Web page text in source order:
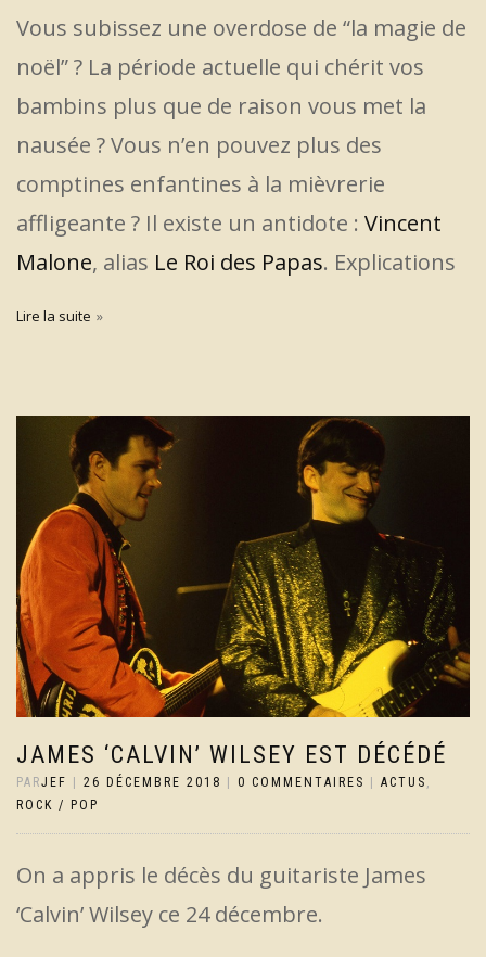
Vous subissez une overdose de “la magie de
noël” ? La période actuelle qui chérit vos
bambins plus que de raison vous met la
nausée ? Vous n’en pouvez plus des
comptines enfantines à la mièvrerie
affligeante ? Il existe un antidote : Vincent
Malone, alias Le Roi des Papas. Explications
Lire la suite
JAMES ‘CALVIN’ WILSEY EST DÉCÉDÉ
PARJEF 26 DÉCEMBRE 2018 0 COMMENTAIRES ACTUS ,
ROCK / POP
On a appris le décès du guitariste James
‘Calvin’ Wilsey ce 24 décembre.